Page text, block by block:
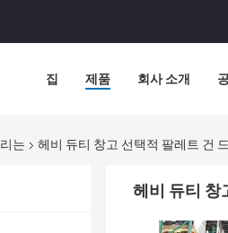
집 제품 회사 소개
는 헤비 듀티 창고 선택적 팔레트 건
헤비 듀티 창